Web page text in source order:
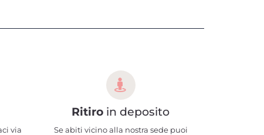
via
Ritiro in deposito
Se abiti vicino alla nostra sede puoi